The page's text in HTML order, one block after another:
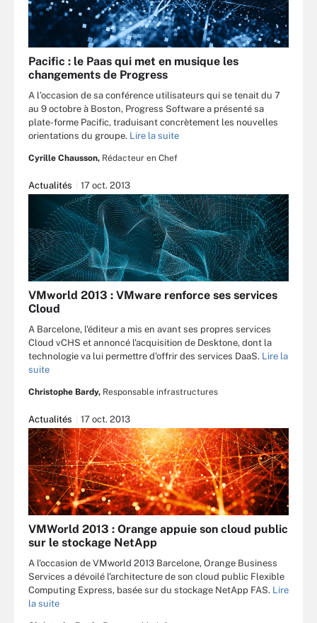
Pacific : le Paas qui met en musique les
changements de Progress
A l’occasion de sa conférence utilisateurs qui se tenait du 7
au 9 octobre à Boston, Progress Software a présenté sa
plate-forme Pacific, traduisant concrètement les nouvelles
orientations du groupe. Lire la suite
Cyrille Chausson, Rédacteur en Chef
Actualités 17 oct. 2013
VMworld 2013 : VMware renforce ses services
Cloud
A Barcelone, l'éditeur a mis en avant ses propres services
Cloud vCHS et annoncé l'acquisition de Desktone, dont la
technologie va lui permettre d'offrir des services DaaS. Lire la
suite
Christophe Bardy, Responsable infrastructures
Actualités 17 oct. 2013
VMWorld 2013 : Orange appuie son cloud public
sur le stockage NetApp
A l'occasion de VMworld 2013 Barcelone, Orange Business
Services a dévoilé l'architecture de son cloud public Flexible
Computing Express, basée sur du stockage NetApp FAS. Lire
la suite